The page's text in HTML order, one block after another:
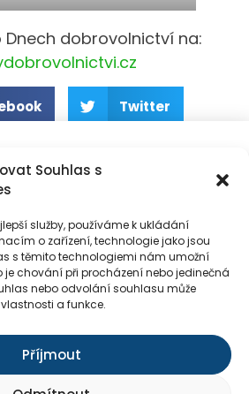
Souhlas s
služby, používáme k ukládání
o zařízení, technologie jako jsou
s těmito technologiemi nám umožní
chování při procházení nebo jedinečná
nebo odvolání souhlasu může
a funkce.
Příjmout
dobrovolnictví na:
Twitter
E-shop Pro média
k odběru novinek
k odběru
elektronicky
ze Seňoriny.
s námi v